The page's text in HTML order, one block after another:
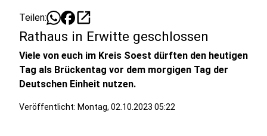
Teilen: open_in_new
Rathaus in Erwitte geschlossen
Viele von euch im Kreis Soest dürften den heutigen
Tag als Brückentag vor dem morgigen Tag der
Deutschen Einheit nutzen.
Veröffentlicht: Montag, 02.10.2023 05:22